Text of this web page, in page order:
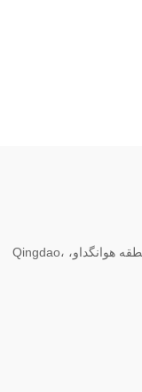
"لياندو ويلي 25"، نه423، خیابان جویانگ، منطقه هوانگداو، Qingdao،